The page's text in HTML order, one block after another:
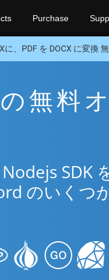
Purchase
に、PDF を DOCX に変換
無料
SDK
のいくつ